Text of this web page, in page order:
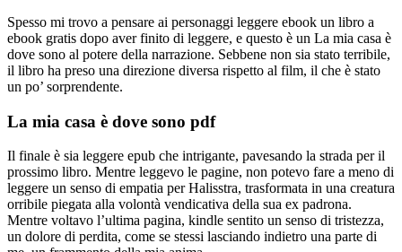
Spesso mi trovo a pensare ai personaggi leggere ebook un libro a
ebook gratis dopo aver finito di leggere, e questo è un La mia casa è
dove sono al potere della narrazione. Sebbene non sia stato terribile,
il libro ha preso una direzione diversa rispetto al film, il che è stato
un po’ sorprendente.
La mia casa è dove sono pdf
Il finale è sia leggere epub che intrigante, pavesando la strada per il
prossimo libro. Mentre leggevo le pagine, non potevo fare a meno di
leggere un senso di empatia per Halisstra, trasformata in una creatura
orribile piegata alla volontà vendicativa della sua ex padrona.
Mentre voltavo l’ultima pagina, kindle sentito un senso di tristezza,
un dolore di perdita, come se stessi lasciando indietro una parte di